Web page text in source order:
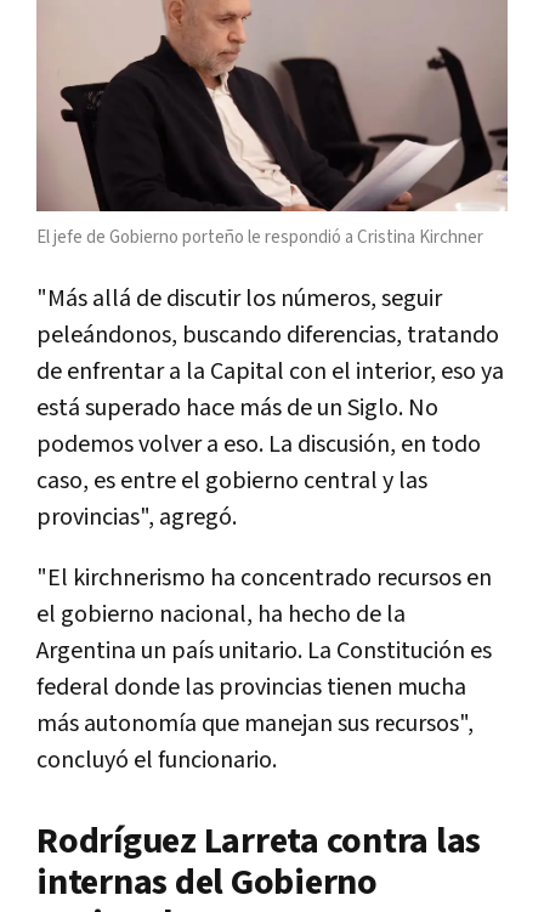
El jefe de Gobierno porteño le respondió a Cristina Kirchner
"Más allá de discutir los números, seguir
peleándonos, buscando diferencias, tratando
de enfrentar a la Capital con el interior, eso ya
está superado hace más de un Siglo. No
podemos volver a eso. La discusión, en todo
caso, es entre el gobierno central y las
provincias", agregó.
"El kirchnerismo ha concentrado recursos en
el gobierno nacional, ha hecho de la
Argentina un país unitario. La Constitución es
federal donde las provincias tienen mucha
más autonomía que manejan sus recursos",
concluyó el funcionario.
Rodríguez Larreta contra las
internas del Gobierno